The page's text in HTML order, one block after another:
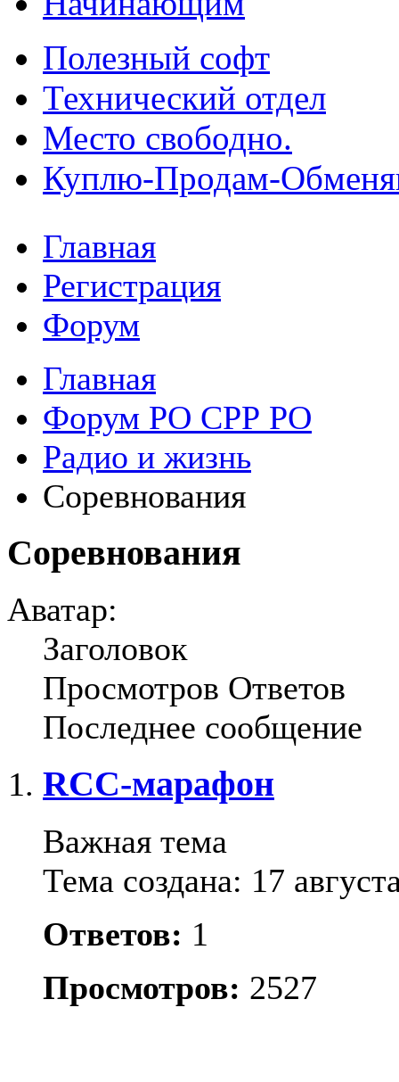
Полезный софт
Технический отдел
Место свободно.
Куплю-Продам-
Главная
Регистрация
Форум
Главная
Форум РО СРР РО
Радио и жизнь
Соревнования
Соревнования
Аватар:
Заголовок
Просмотров Ответов
Последнее сообщение
RCC-марафон
Важная тема
Тема создана: 17
Ответов: 1
Просмотров: 2527